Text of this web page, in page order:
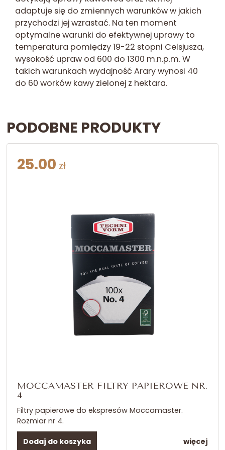
adaptuje się do zmiennych warunków w jakich
przychodzi jej wzrastać. Na ten moment
optymalne warunki do efektywnej uprawy to
temperatura pomiędzy 19-22 stopni Celsjusza,
wysokość upraw od 600 do 1300 m.n.p.m. W
takich warunkach wydajność Arary wynosi 40
do 60 worków kawy zielonej z hektara.
PODOBNE PRODUKTY
25.00 zł
MOCCAMASTER FILTRY PAPIEROWE NR.
4
Filtry papierowe do ekspresów Moccamaster.
Rozmiar nr 4.
Dodaj do koszyka więcej